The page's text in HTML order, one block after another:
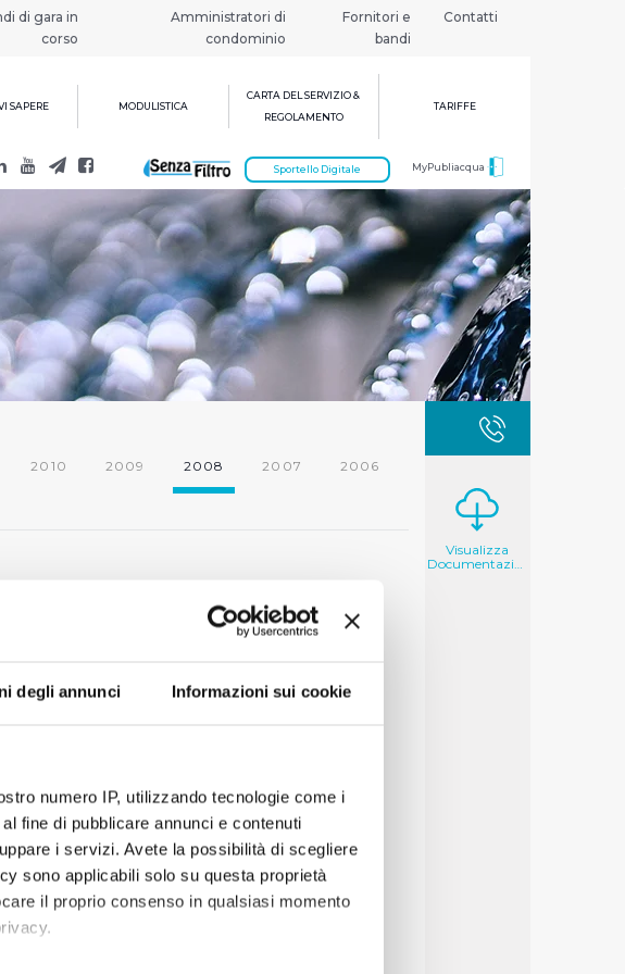
degli annunci Informazioni sui cookie
numero IP, utilizzando tecnologie come i
fine di pubblicare annunci e contenuti
i servizi. Avete la possibilità di scegliere
sono applicabili solo su questa proprietà
il proprio consenso in qualsiasi momento
di gara in
corso
Amministratori di
condominio
Fornitori e
bandi
Contatti
SAPERE MODULISTICA
CARTA DEL SERVIZIO &
REGOLAMENTO
TARIFFE
MyPubliacqua
Sportello Digitale
2010 2009 2008 2007 2006
Visualizza
Documentazione